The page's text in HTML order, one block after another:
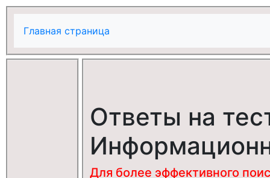
Главная страница
Ответы на
Для более эффективного